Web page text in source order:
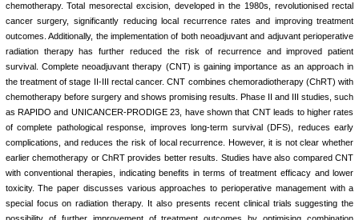
chemotherapy. Total mesorectal excision, developed in the 1980s, revolutionised rectal
cancer surgery, significantly reducing local recurrence rates and improving treatment
outcomes. Additionally, the implementation of both neoadjuvant and adjuvant perioperative
radiation therapy has further reduced the risk of recurrence and improved patient
survival. Complete neoadjuvant therapy (CNT) is gaining importance as an approach in
the treatment of stage II-III rectal cancer. CNT combines chemoradiotherapy (ChRT) with
chemotherapy before surgery and shows promising results. Phase II and III studies, such
as RAPIDO and UNICANCER-PRODIGE 23, have shown that CNT leads to higher rates
of complete pathological response, improves long-term survival (DFS), reduces early
complications, and reduces the risk of local recurrence. However, it is not clear whether
earlier chemotherapy or ChRT provides better results. Studies have also compared CNT
with conventional therapies, indicating benefits in terms of treatment efficacy and lower
toxicity. The paper discusses various approaches to perioperative management with a
special focus on radiation therapy. It also presents recent clinical trials suggesting the